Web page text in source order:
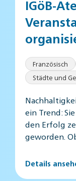
IGöB-
Französisch
Städte und
ein Trend:
den Erfolg
geworden.
Details